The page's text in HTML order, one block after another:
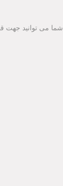
شما می توانید جهت